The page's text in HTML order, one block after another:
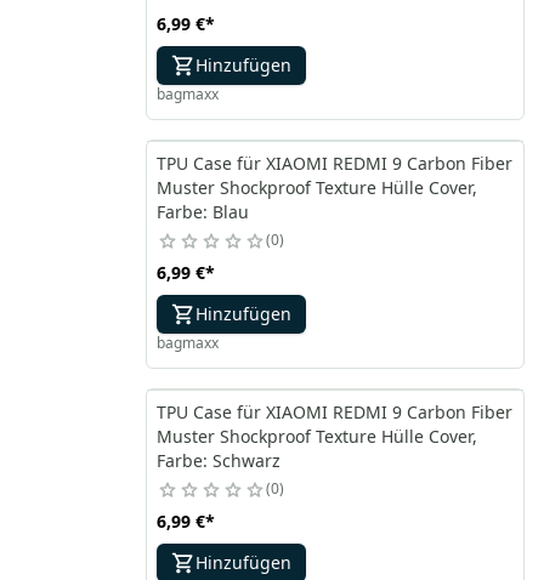
6,99 €*
Hinzufügen
bagmaxx
TPU Case für XIAOMI REDMI 9 Carbon Fiber
Muster Shockproof Texture Hülle Cover,
Farbe: Blau
0
6,99 €*
Hinzufügen
bagmaxx
TPU Case für XIAOMI REDMI 9 Carbon Fiber
Muster Shockproof Texture Hülle Cover,
Farbe: Schwarz
0
6,99 €*
Hinzufügen